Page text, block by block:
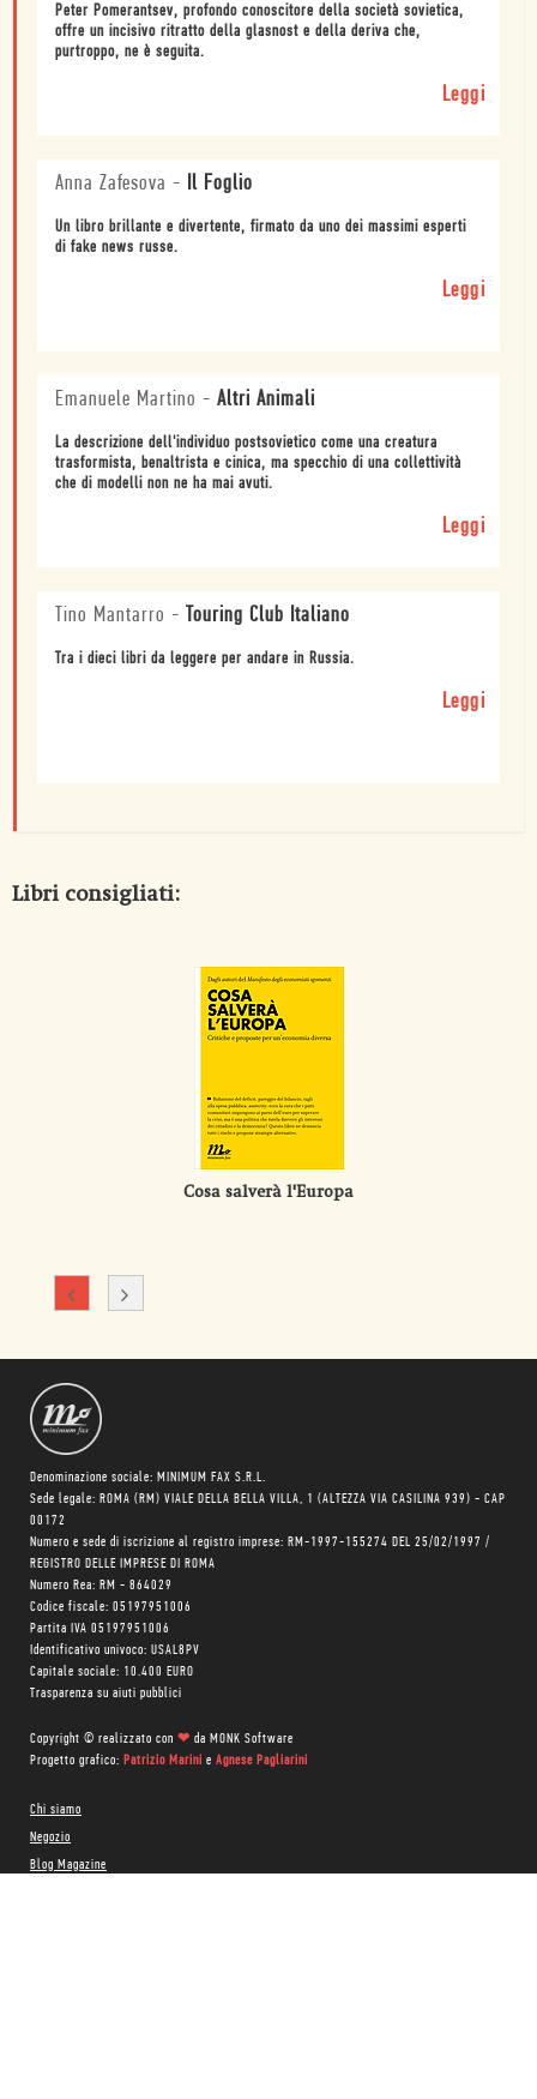
Peter Pomerantsev, profondo conoscitore della società sovietica,
offre un incisivo ritratto della glasnost e della deriva che,
purtroppo, ne è seguita.
Leggi
Anna Zafesova - Il Foglio
Un libro brillante e divertente, firmato da uno dei massimi esperti
di fake news russe.
Leggi
Emanuele Martino - Altri Animali
La descrizione dell'individuo postsovietico come una creatura
trasformista, benaltrista e cinica, ma specchio di una collettività
che di modelli non ne ha mai avuti.
Leggi
Tino Mantarro - Touring Club Italiano
Tra i dieci libri da leggere per andare in Russia.
Leggi
Libri consigliati:
Cosa salverà l'Europa
Denominazione sociale: MINIMUM FAX S.R.L.
Sede legale: ROMA (RM) VIALE DELLA BELLA VILLA, 1 (ALTEZZA VIA CASILINA 939) - CAP
00172
Numero e sede di iscrizione al registro imprese: RM-1997-155274 DEL 25/02/1997 /
REGISTRO DELLE IMPRESE DI ROMA
Numero Rea: RM - 864029
Codice fiscale: 05197951006
Partita IVA 05197951006
Identificativo univoco: USAL8PV
Capitale sociale: 10.400 EURO
Trasparenza su aiuti pubblici
Copyright © realizzato con ❤ da MONK Software
Progetto grafico: Patrizio Marini e Agnese Pagliarini
Chi siamo
Negozio
Blog Magazine